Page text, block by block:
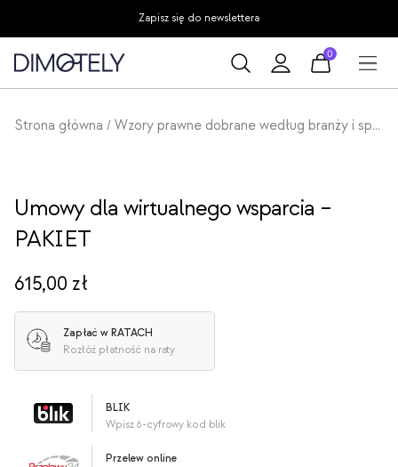
do
treści
Zapisz się do newslettera
0
Strona główna / Wzory prawne dobrane według branży i specjalizacji
Umowy dla wirtualnego wsparcia –
PAKIET
615,00 zł
Zapłać w RATACH
Rozłóż płatność na raty
BLIK
Wpisz 6-cyfrowy kod blik
Przelew online